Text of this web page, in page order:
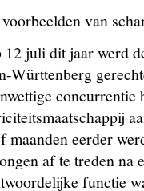
van
12 juli dit jaar werd
Württenberg
maanden eerder
af te treden na
functie